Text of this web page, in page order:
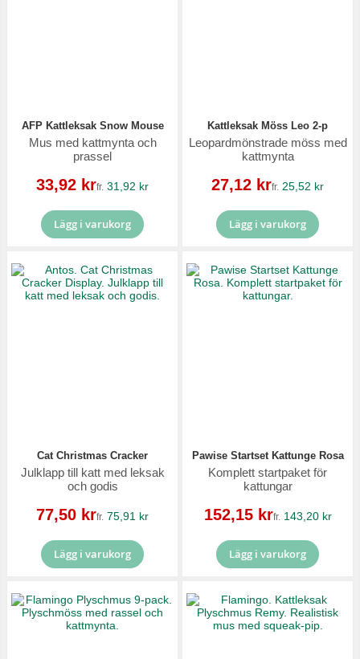
AFP Kattleksak Snow Mouse
Mus med kattmynta och
prassel
Reapris
33,92 krfr. 31,92 kr
Lägg i varukorg
Kattleksak Möss Leo 2-p
Leopardmönstrade möss med
kattmynta
Reapris
27,12 krfr. 25,52 kr
Lägg i varukorg
Cat Christmas Cracker
Julklapp till katt med leksak
och godis
Reapris
77,50 krfr. 75,91 kr
Lägg i varukorg
Pawise Startset Kattunge Rosa
Komplett startpaket för
kattungar
Reapris
152,15 krfr. 143,20 kr
Lägg i varukorg